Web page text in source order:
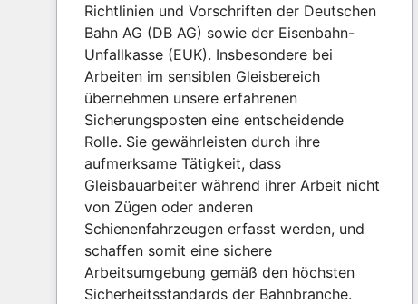
Richtlinien und Vorschriften der Deutschen
Bahn AG (DB AG) sowie der Eisenbahn-
Unfallkasse (EUK). Insbesondere bei
Arbeiten im sensiblen Gleisbereich
übernehmen unsere erfahrenen
Sicherungsposten eine entscheidende
Rolle. Sie gewährleisten durch ihre
aufmerksame Tätigkeit, dass
Gleisbauarbeiter während ihrer Arbeit nicht
von Zügen oder anderen
Schienenfahrzeugen erfasst werden, und
schaffen somit eine sichere
Arbeitsumgebung gemäß den höchsten
Sicherheitsstandards der Bahnbranche.